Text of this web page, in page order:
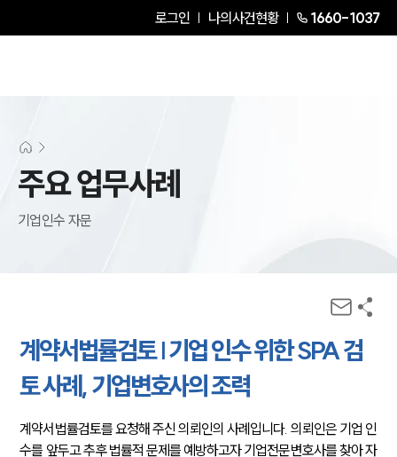
로그인 나의사건현황 1660-1037
주요 업무사례
기업인수 자문
계약서법률검토 | 기업 인수 위한 SPA 검
토 사례, 기업변호사의 조력
계약서법률검토를 요청해 주신 의뢰인의 사례입니다. 의뢰인은 기업 인
수를 앞두고 추후 법률적 문제를 예방하고자 기업전문변호사를 찾아 자